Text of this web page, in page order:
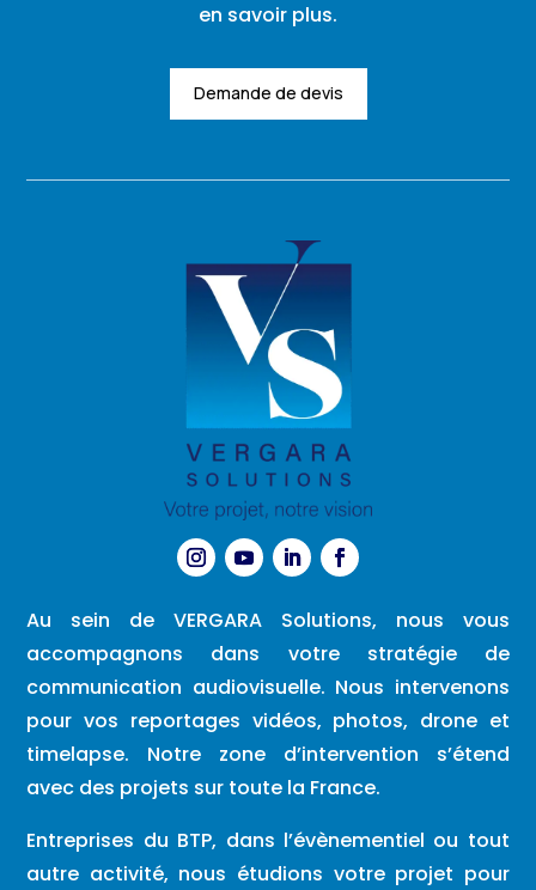
en savoir plus.
Demande de devis
Au sein de VERGARA Solutions, nous vous
accompagnons dans votre stratégie de
communication audiovisuelle. Nous intervenons
pour vos reportages vidéos, photos, drone et
timelapse. Notre zone d’intervention s’étend
avec des projets sur toute la France.
Entreprises du BTP, dans l’évènementiel ou tout
autre activité, nous étudions votre projet pour